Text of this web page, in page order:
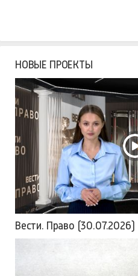
НОВЫЕ ПРОЕКТЫ
Вести. Право (30.07.2026)